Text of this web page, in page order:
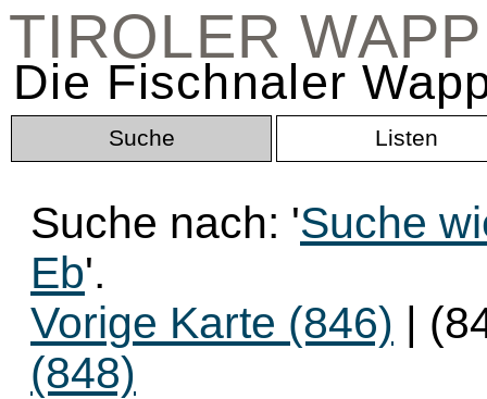
TIROLER
Die Fischnaler
Suche Listen
Suche nach: 'Suche
Eb'.
Vorige Karte (846) |
(848)